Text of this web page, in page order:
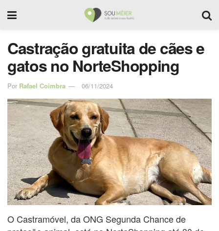
Castração gratuita de cães e
gatos no NorteShopping
Por Rafael Coimbra 06/11/2024
O Castramóvel, da ONG Segunda Chance de